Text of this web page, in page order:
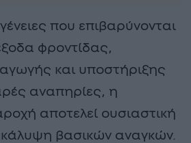
που επιβαρύνονται
φροντίδας,
και υποστήριξης
αναπηρίες, η
αποτελεί ουσιαστική
κάλυψη βασικών αναγκών.